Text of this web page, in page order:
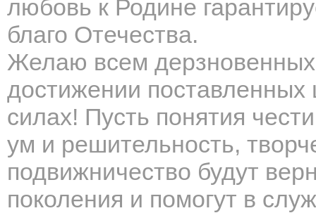
любовь к Родине
благо Отечества.
Желаю всем дерзновенных
достижении поставленных
силах! Пусть понятия
ум и решительность,
подвижничество будут
поколения и помогут в